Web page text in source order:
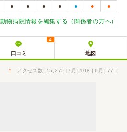
● ● ● ● ● ● ●
動物病院情報を編集する（関係者の方へ）
口コミ
2
地図
↑ アクセス数: 15,275 [7月: 108 | 6月: 77 ]